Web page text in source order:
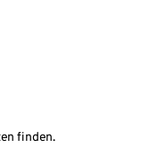
finden.